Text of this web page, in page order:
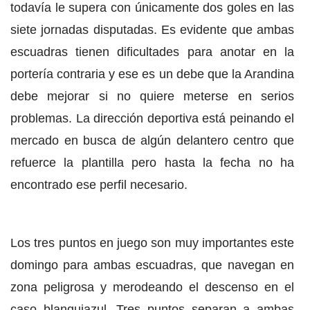
todavía le supera con únicamente dos goles en las
siete jornadas disputadas. Es evidente que ambas
escuadras tienen dificultades para anotar en la
portería contraria y ese es un debe que la Arandina
debe mejorar si no quiere meterse en serios
problemas. La dirección deportiva está peinando el
mercado en busca de algún delantero centro que
refuerce la plantilla pero hasta la fecha no ha
encontrado ese perfil necesario.
Los tres puntos en juego son muy importantes este
domingo para ambas escuadras, que navegan en
zona peligrosa y merodeando el descenso en el